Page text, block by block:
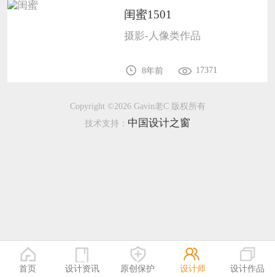
恭喜138****8638用户作品已成功备案！
恭喜133****9020用户作品已成功备案！
闺蜜1501
摄影-人像类作品
8年前 17371
Copyright ©2026 Gavin老C 版权所有
技术支持： 中国设计之窗
首页 设计资讯 原创保护 设计师 设计作品